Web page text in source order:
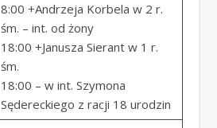
8:00 +Andrzeja Korbela w 2 r.
śm. – int. od żony
18:00 +Janusza Sierant w 1 r.
śm.
18:00 – w int. Szymona
Sędereckiego z racji 18 urodzin